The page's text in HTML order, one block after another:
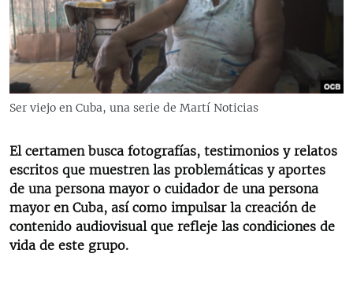
RADIO MARTÍ
ESPECIALES
ESPECIALES
LA REALIDAD DE LA VIVIENDA EN CUBA
KENTU-CUBANO
LOS SANTOS DE HIALEAH
DESINFORMACIÓN RUSA EN AMÉRICA LATINA
LA INVASIÓN DE RUSIA A UCRANIA
MULTIMEDIA
EDITORIALES
Ser viejo en Cuba, una serie de Martí Noticias
El certamen busca fotografías, testimonios y relatos
escritos que muestren las problemáticas y aportes
de una persona mayor o cuidador de una persona
mayor en Cuba, así como impulsar la creación de
contenido audiovisual que refleje las condiciones de
vida de este grupo.